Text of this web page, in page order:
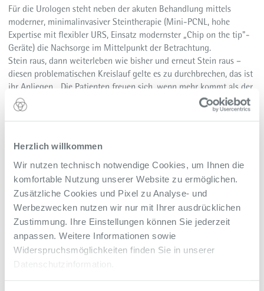
Herzlich willkommen
Wir nutzen technisch notwendige Cookies, um Ihnen die
komfortable Nutzung unserer Website zu ermöglichen.
Zusätzliche Cookies und Pixel zu Analyse- und
Werbezwecken nutzen wir nur mit Ihrer ausdrücklichen
Zustimmung. Ihre Einstellungen können Sie jederzeit
anpassen. Weitere Informationen sowie
Widerspruchsmöglichkeiten finden Sie in unserer
Datenschutzinformation.
Für die Urologen steht neben der akuten Behandlung mittels
moderner, minimalinvasiver Steintherapie (Mini-PCNL, hohe
Expertise mit flexibler URS, Einsatz modernster „Chip on the tip"-
Geräte) die Nachsorge im Mittelpunkt der Betrachtung.
Stein raus, dann weiterleben wie bisher und erneut Stein raus –
diesen problematischen Kreislauf gelte es zu durchbrechen, das ist
ihr Anliegen. „Die Patienten freuen sich, wenn mehr kommt als der
Standard-Ratschlag: Sie haben einen Stein, trinken sie bitte mehr“,
sagt Dr. med. Karoline Schmitz, die unter anderem mittels Blut-
und Urin-Untersuchung nach den Grunderkrankungen ihrer
geplagt werde oder halt immer wieder, sei es wichtig den
Ursachen auf den Grund zu gehen. Das alles wird in der Harnstein-
Sprechstunde mit den Patienten erörtert, es folgt nicht selten eine
diätetische Beratung. In einigen Fällen können auch Medikamente
helfen. Verändert man nämlich die Lebensumstände und
Gewohnheiten, dann könne man sich den nächsten schmerzhaften
Rückfall und damit Klinikaufenthalt in vielen Fällen ersparen.
können – mit dem hauseigenen Fellowship Stipendium, vom